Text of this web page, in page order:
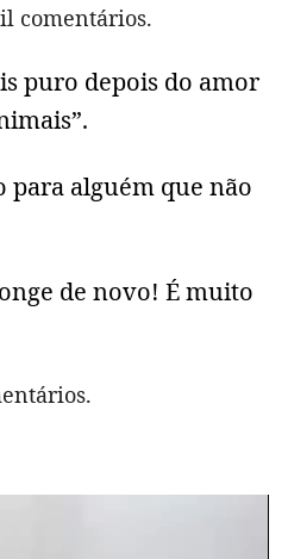
comentários.
puro depois do amor
para alguém que não
de novo! É muito